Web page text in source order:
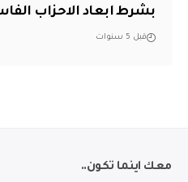
بشرط ابعاد الاحزاب
قبل 5 سنوات
معك اينما تكون..